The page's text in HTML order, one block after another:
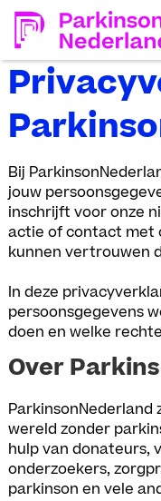
Bij
jouw
inschrijft voor onze
actie of contact met
kunnen vertrouwen
In deze
persoonsgegevens
doen en welke
Over
ParkinsonNederland
wereld zonder
hulp van donateurs,
onderzoekers,
parkinson en vele